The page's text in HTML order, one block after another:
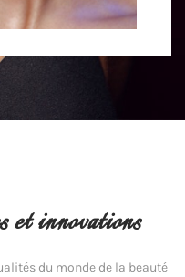
et innovations
du monde de la beauté